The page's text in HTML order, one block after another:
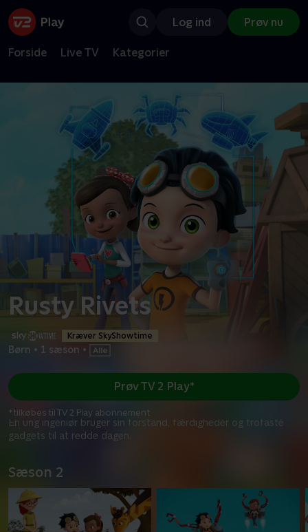
Log ind Prøv nu
Forside Live TV Kategorier
Rusty Rivets
Kræver SkyShowtime
Børn • 1 sæson •
En ung ingeniør bruger sin forstand, færdigheder og trofaste
gadgets til at redde dagen.
Prøv TV 2 Play*
*tilkøbes til TV 2 Play abonnement
Sæson 2